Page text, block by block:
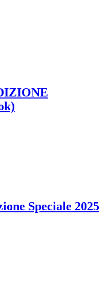
Speciale 2025